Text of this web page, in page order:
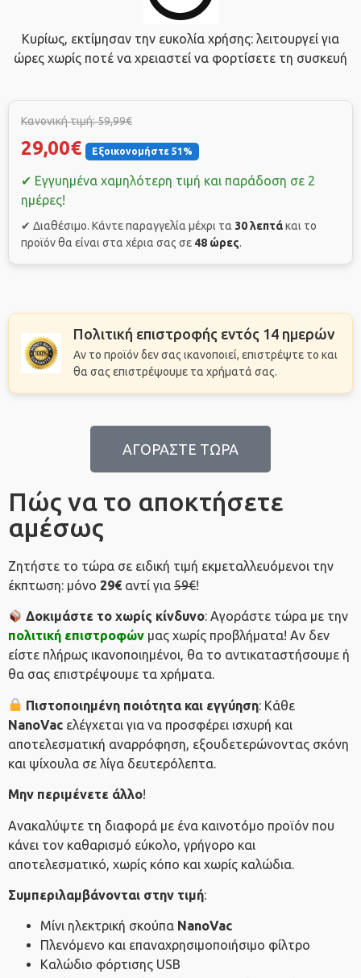
Κυρίως, εκτίμησαν την ευκολία χρήσης: λειτουργεί για
ώρες χωρίς ποτέ να χρειαστεί να φορτίσετε τη συσκευή
Κανονική τιμή: 59,99€
29,00€ Εξοικονομήστε 51%
✔ Εγγυημένα χαμηλότερη τιμή και παράδοση σε 2
ημέρες!
✔ Διαθέσιμο. Κάντε παραγγελία μέχρι τα 30 λεπτάκαι το
προϊόν θα είναι στα χέρια σας σε 48 ώρες.
Πολιτική επιστροφής εντός 14 ημερών
Αν το προϊόν δεν σας ικανοποιεί, επιστρέψτε το και
θα σας επιστρέψουμε τα χρήματά σας.
ΑΓΟΡΑΣΤΕ ΤΩΡΑ
Πώς να το αποκτήσετε
αμέσως
Ζητήστε το τώρα σε ειδική τιμή εκμεταλλευόμενοι την
έκπτωση: μόνο 29€ αντί για 59€!
Δοκιμάστε το χωρίς κίνδυνο: Αγοράστε τώρα με την
πολιτική επιστροφών μας χωρίς προβλήματα! Αν δεν
είστε πλήρως ικανοποιημένοι, θα το αντικαταστήσουμε ή
θα σας επιστρέψουμε τα χρήματα.
Πιστοποιημένη ποιότητα και εγγύηση: Κάθε
NanoVac ελέγχεται για να προσφέρει ισχυρή και
αποτελεσματική αναρρόφηση, εξουδετερώνοντας σκόνη
και ψίχουλα σε λίγα δευτερόλεπτα.
Μην περιμένετε άλλο!
Ανακαλύψτε τη διαφορά με ένα καινοτόμο προϊόν που
κάνει τον καθαρισμό εύκολο, γρήγορο και
αποτελεσματικό, χωρίς κόπο και χωρίς καλώδια.
Συμπεριλαμβάνονται στην τιμή:
Μίνι ηλεκτρική σκούπα NanoVac
Πλενόμενο και επαναχρησιμοποιήσιμο φίλτρο
Καλώδιο φόρτισης USB